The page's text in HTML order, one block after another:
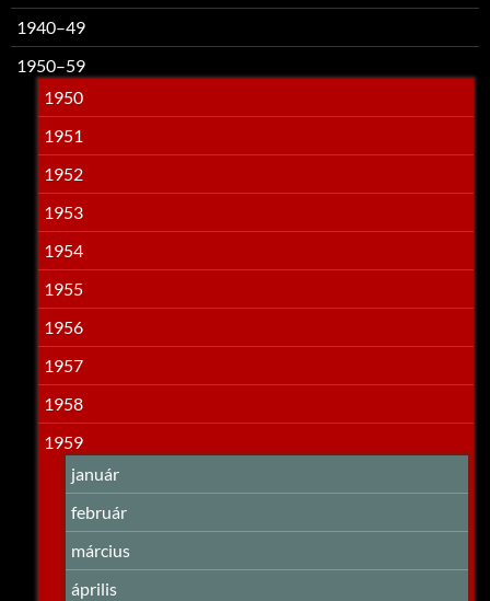
1940–49
1950–59
1950
1951
1952
1953
1954
1955
1956
1957
1958
1959
január
február
március
április